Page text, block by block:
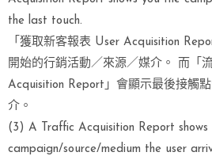
the last touch.
「獲取新客報表 User Acquisition
開始的行銷活動／來源／媒介。 而「
Acquisition Report」會顯示最後接觸
介。
(3) A Traffic Acquisition Report
campaign/source/medium the user